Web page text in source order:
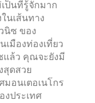
ป็นที่รู้จักมาก
นเส้นทาง
นิซ ของ
มืองท่องเที่ยว
แล้ว คุณจะยังมี
สุดสวย
มอนเตอเนโกร
ประเทศ